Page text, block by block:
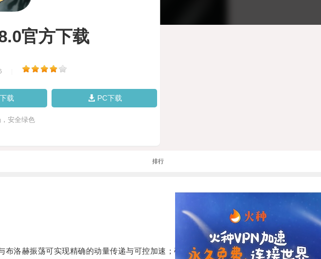
官方下载
载 PC下载
安全绿色
排行
赫振荡可实现精确的动量传递与可控加速；磁场梯度或电场用于带电原子或分